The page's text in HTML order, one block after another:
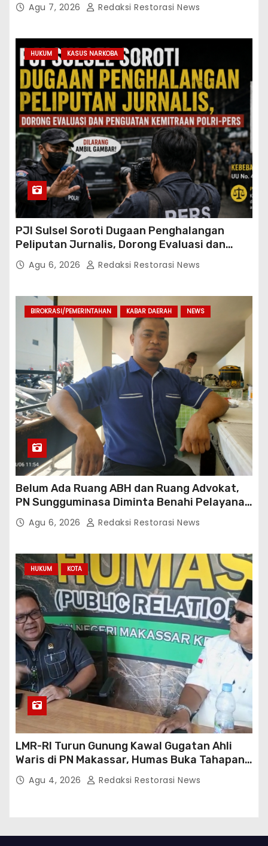
Agu 7, 2026 Redaksi Restorasi News
HUKUM KASUS NARKOBA
PJI Sulsel Soroti Dugaan Penghalangan
Peliputan Jurnalis, Dorong Evaluasi dan
Penguatan Kemitraan Polri-Pers
Agu 6, 2026 Redaksi Restorasi News
BIROKRASI/PEMERINTAHAN KABAR DAERAH NEWS
Belum Ada Ruang ABH dan Ruang Advokat,
PN Sungguminasa Diminta Benahi Pelayanan
PublikAgu 6, 2026 Redaksi Restorasi News
HUKUM KOTA
LMR-RI Turun Gunung Kawal Gugatan Ahli
Waris di PN Makassar, Humas Buka Tahapan
Persidangan
Agu 4, 2026 Redaksi Restorasi News